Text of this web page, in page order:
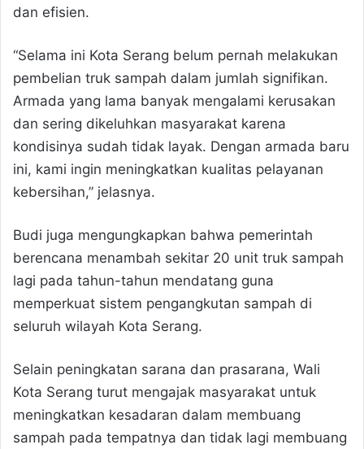
dan efisien.
“Selama ini Kota Serang belum pernah melakukan
pembelian truk sampah dalam jumlah signifikan.
Armada yang lama banyak mengalami kerusakan
dan sering dikeluhkan masyarakat karena
kondisinya sudah tidak layak. Dengan armada baru
ini, kami ingin meningkatkan kualitas pelayanan
kebersihan,” jelasnya.
Budi juga mengungkapkan bahwa pemerintah
berencana menambah sekitar 20 unit truk sampah
lagi pada tahun-tahun mendatang guna
memperkuat sistem pengangkutan sampah di
seluruh wilayah Kota Serang.
Selain peningkatan sarana dan prasarana, Wali
Kota Serang turut mengajak masyarakat untuk
meningkatkan kesadaran dalam membuang
sampah pada tempatnya dan tidak lagi membuang